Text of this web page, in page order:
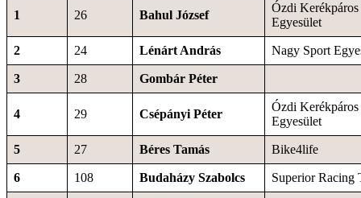
1 26 Bahul József
Ózdi Kerékpáros
Egyesület
2 24 Lénárt András Nagy Sport
3 28 Gombár Péter
4 29 Csépányi Péter
Ózdi Kerékpáros
Egyesület
5 27 Béres Tamás Bike4life
6 108 Budaházy Szabolcs Superior Racing